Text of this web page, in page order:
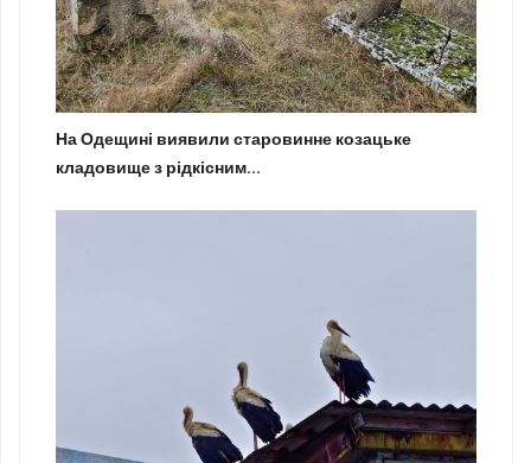
На Одещині виявили старовинне козацьке
кладовище з рідкісним...